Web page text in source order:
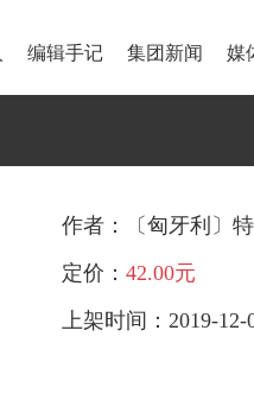
编辑手记 集团新闻 媒
作者：〔匈牙利〕
定价： 42.00元
上架时间：2019-12-